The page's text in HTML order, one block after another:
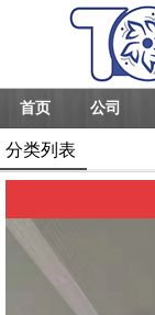
首页 公司
分类列表